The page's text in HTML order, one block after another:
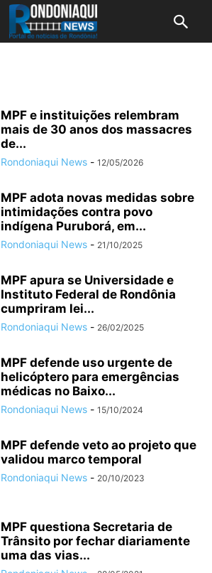
MPF e instituições relembram
mais de 30 anos dos massacres
de...
Rondoniaqui News - 12/05/2026
MPF adota novas medidas sobre
intimidações contra povo
indígena Puruborá, em...
Rondoniaqui News - 21/10/2025
MPF apura se Universidade e
Instituto Federal de Rondônia
cumpriram lei...
Rondoniaqui News - 26/02/2025
MPF defende uso urgente de
helicóptero para emergências
médicas no Baixo...
Rondoniaqui News - 15/10/2024
MPF defende veto ao projeto que
validou marco temporal
Rondoniaqui News - 20/10/2023
MPF questiona Secretaria de
Trânsito por fechar diariamente
uma das vias...